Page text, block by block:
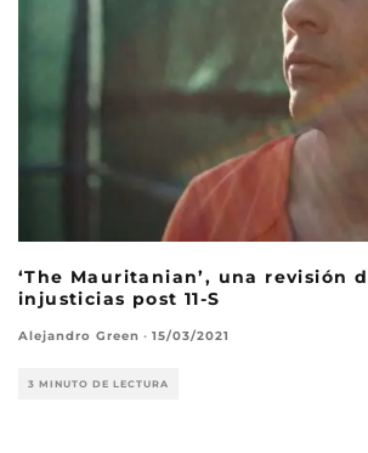
‘The Mauritanian’, una revisión
injusticias post 11-S
Alejandro Green · 15/03/2021
3 MINUTO DE LECTURA